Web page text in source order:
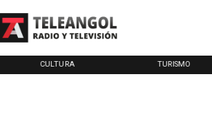
CULTURA TURISMO